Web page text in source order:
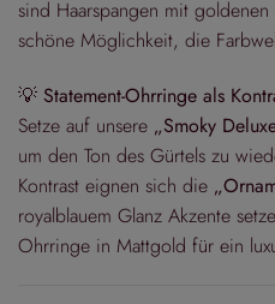
sind Haarspangen mit
schöne Möglichkeit, die
💡 Statement-Ohrringe als
Setze auf unsere „Smoky
um den Ton des Gürtels zu
Kontrast eignen sich die
royalblauem Glanz Akzente
Ohrringe in Mattgold für ein